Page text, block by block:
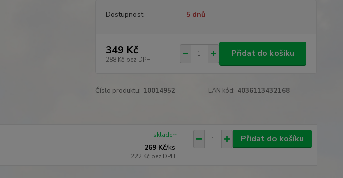
Dostupnost 5 dnů
349 Kč
288 Kč bez DPH
Přidat do košíku
Číslo produktu: 10014952 EAN kód: 4036113432168
269 Kč/ks
222 Kč bez DPH
skladem Přidat do košíku